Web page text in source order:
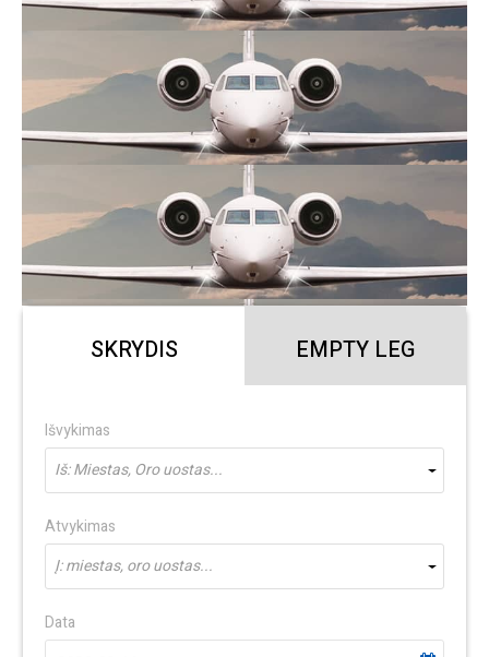
SKRYDIS EMPTY LEG
Išvykimas
Iš: Miestas, Oro uostas...
Atvykimas
Į: miestas, oro uostas...
Data